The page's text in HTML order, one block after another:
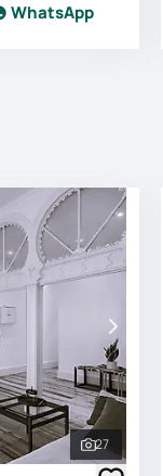
WhatsApp
Vedi
27